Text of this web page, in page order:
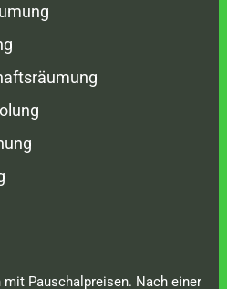
Pauschalpreisen. Nach einer